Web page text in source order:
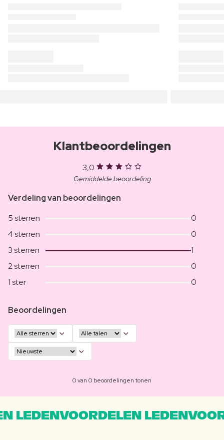
Klantbeoordelingen
3,0
Gemiddelde beoordeling
Verdeling van beoordelingen
5 sterren
0
4 sterren
0
3 sterren
1
2 sterren
0
1 ster
0
Beoordelingen
0 van 0 beoordelingen tonen
LEDENVOORDELEN